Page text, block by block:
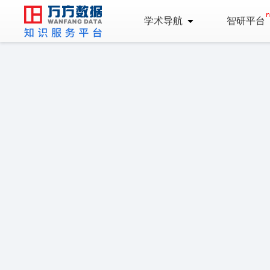
学术导航 智研平台